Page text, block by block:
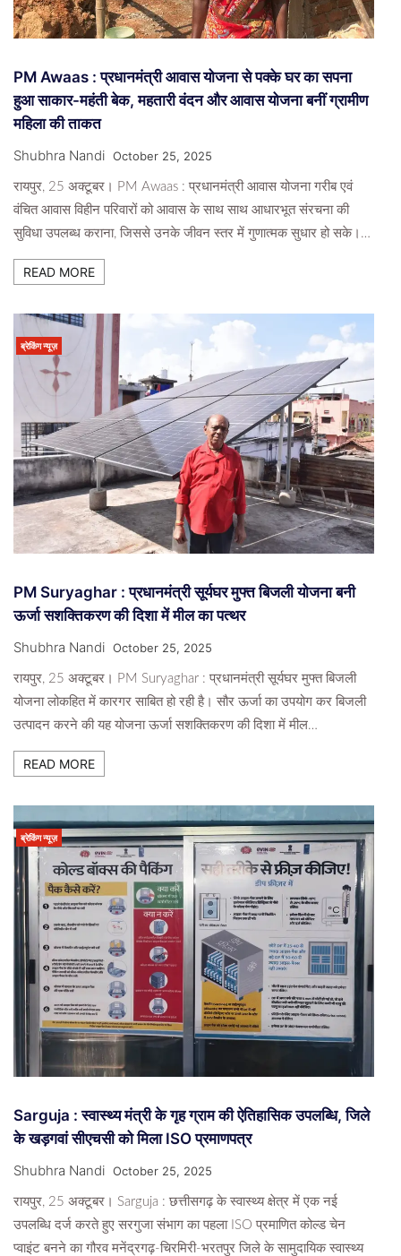
PM Awaas : प्रधानमंत्री आवास योजना से पक्के घर का सपना
हुआ साकार-महंती बेक, महतारी वंदन और आवास योजना बनीं ग्रामीण
महिला की ताकत
Shubhra Nandi October 25, 2025
रायपुर, 25 अक्टूबर। PM Awaas : प्रधानमंत्री आवास योजना गरीब एवं
वंचित आवास विहीन परिवारों को आवास के साथ साथ आधारभूत संरचना की
सुविधा उपलब्ध कराना, जिससे उनके जीवन स्तर में गुणात्मक सुधार हो सके।…
READ MORE
ब्रेकिंग न्यूज़
PM Suryaghar : प्रधानमंत्री सूर्यघर मुफ्त बिजली योजना बनी
ऊर्जा सशक्तिकरण की दिशा में मील का पत्थर
Shubhra Nandi October 25, 2025
रायपुर, 25 अक्टूबर। PM Suryaghar : प्रधानमंत्री सूर्यघर मुफ्त बिजली
योजना लोकहित में कारगर साबित हो रही है। सौर ऊर्जा का उपयोग कर बिजली
उत्पादन करने की यह योजना ऊर्जा सशक्तिकरण की दिशा में मील…
READ MORE
ब्रेकिंग न्यूज़
Sarguja : स्वास्थ्य मंत्री के गृह ग्राम की ऐतिहासिक उपलब्धि, जिले
के खड़गवां सीएचसी को मिला ISO प्रमाणपत्र
Shubhra Nandi October 25, 2025
रायपुर, 25 अक्टूबर। Sarguja : छत्तीसगढ़ के स्वास्थ्य क्षेत्र में एक नई
उपलब्धि दर्ज करते हुए सरगुजा संभाग का पहला ISO प्रमाणित कोल्ड चेन
प्वाइंट बनने का गौरव मनेंद्रगढ़-चिरमिरी-भरतपुर जिले के सामुदायिक स्वास्थ्य